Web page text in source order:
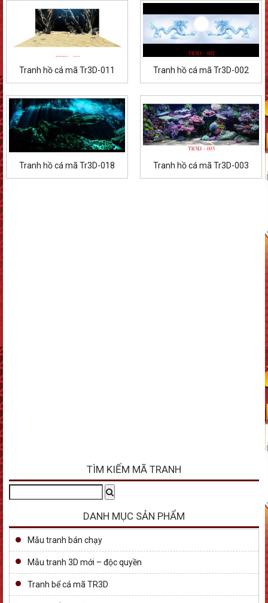
Tranh hồ cá mã Tr3D-011 Tranh hồ cá mã Tr3D-002
Tranh hồ cá mã Tr3D-018 Tranh hồ cá mã Tr3D-003
TÌM KIẾM MÃ TRANH
DANH MỤC SẢN PHẨM
Mẫu tranh bán chạy
Mẫu tranh 3D mới – độc quyền
Tranh bể cá mã TR3D